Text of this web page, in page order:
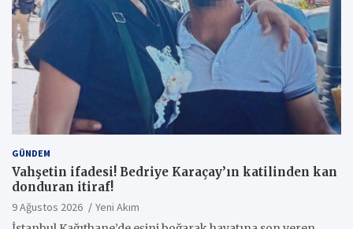
GÜNDEM
Vahşetin ifadesi! Bedriye Karaçay’ın katilinden kan
donduran itiraf!
9 Ağustos 2026
Yeni Akım